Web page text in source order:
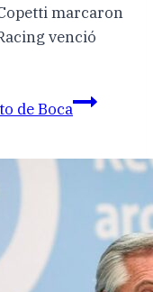
marcaron
venció
de Boca